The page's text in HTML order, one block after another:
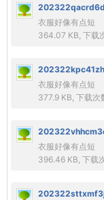
衣服好像有点短
364.07 KB, 下载
衣服好像有点短
377.9 KB, 下载次
衣服好像有点短
396.46 KB, 下载